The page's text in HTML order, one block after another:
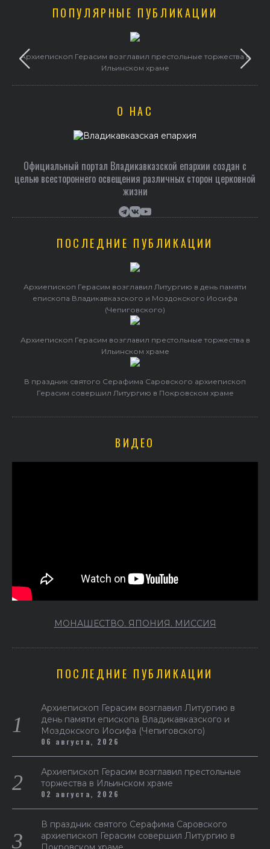
ПОПУЛЯРНЫЕ ПУБЛИКАЦИИ
Архиепископ Герасим возглавил престольные торжества в
Ильинском храме
О НАС
Официальный портал Владикавказской епархии создан c
целью всестороннего освещения различных сторон церковной
жизни
ПОСЛЕДНИЕ ПУБЛИКАЦИИ
Архиепископ Герасим возглавил Литургию в день памяти
епископа Владикавказского и Моздокского Иосифа
(Чепиговского)
Архиепископ Герасим возглавил престольные торжества в
Ильинском храме
В праздник святого Серафима Саровского архиепископ
Герасим совершил Литургию в Покровском храме
ВИДЕО
МОНАШЕСТВО. ЯПОНИЯ. МИССИЯ
ПОСЛЕДНИЕ ПУБЛИКАЦИИ
Архиепископ Герасим возглавил Литургию в
день памяти епископа Владикавказского и
Моздокского Иосифа (Чепиговского)
06 августа, 2026
Архиепископ Герасим возглавил престольные
торжества в Ильинском храме
02 августа, 2026
В праздник святого Серафима Саровского
архиепископ Герасим совершил Литургию в